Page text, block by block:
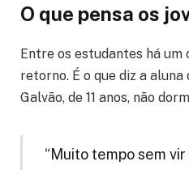
O que pensa os
Entre os estudantes há um
retorno. É o que diz a aluna
Galvão, de 11 anos, não
“Muito tempo sem